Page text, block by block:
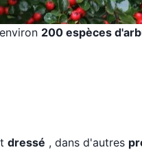
200 espèces
dressé , dans d'autres